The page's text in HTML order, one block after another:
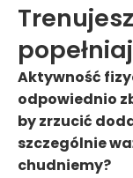
popełniaj
Aktywność
odpowiednio
by zrzucić
szczególnie
chudniemy?